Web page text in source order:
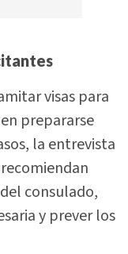
visas para
prepararse
la entrevista
consulado,
y prever los